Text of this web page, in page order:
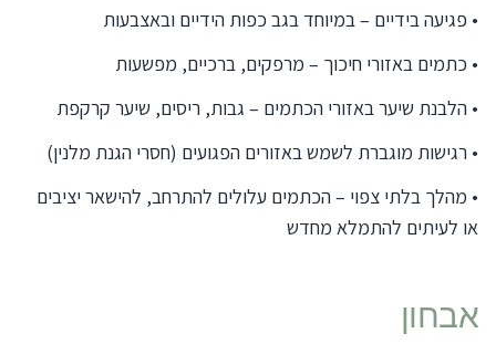
• פגיעה בידיים – במיוחד בגב כפות הידיים ובאצבעות
• כתמים באזורי חיכוך – מרפקים, ברכיים, מפשעות
• הלבנת שיער באזורי הכתמים – גבות, ריסים, שיער קרקפת
• רגישות מוגברת לשמש באזורים הפגועים (חסרי הגנת מלנין)
• מהלך בלתי צפוי – הכתמים עלולים להתרחב, להישאר יציבים
או לעיתים להתמלא מחדש
אבחון